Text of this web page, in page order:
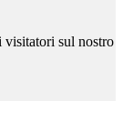
visitatori sul nostro